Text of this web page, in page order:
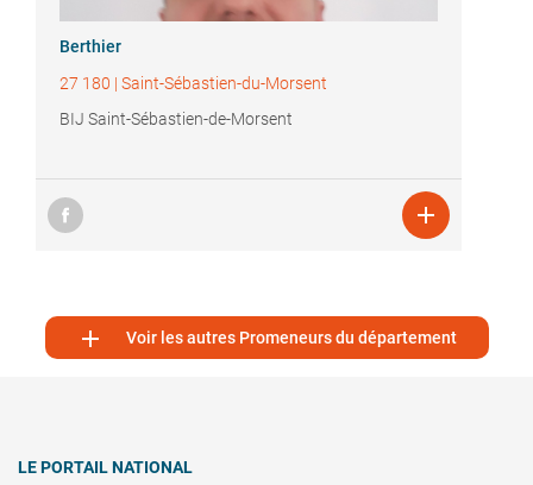
Berthier
27 180 | Saint-Sébastien-du-Morsent
BIJ Saint-Sébastien-de-Morsent

 Voir les autres Promeneurs du département
LE PORTAIL NATIONAL